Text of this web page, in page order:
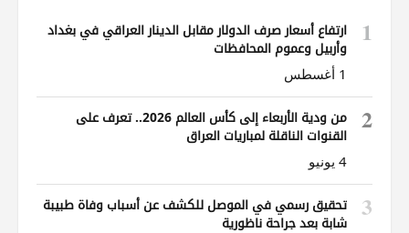
1
ارتفاع أسعار صرف الدولار مقابل الدينار العراقي في بغداد
وأربيل وعموم المحافظات
1 أغسطس
2
من ودية الأربعاء إلى كأس العالم 2026.. تعرف على
القنوات الناقلة لمباريات العراق
4 يونيو
3
تحقيق رسمي في الموصل للكشف عن أسباب وفاة طبيبة
شابة بعد جراحة ناظورية